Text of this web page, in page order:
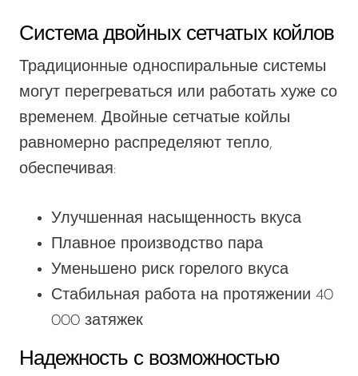
Система двойных сетчатых койлов
Традиционные односпиральные системы
могут перегреваться или работать хуже со
временем. Двойные сетчатые койлы
равномерно распределяют тепло,
обеспечивая:
Улучшенная насыщенность вкуса
Плавное производство пара
Уменьшено риск горелого вкуса
Стабильная работа на протяжении 40
000 затяжек
Надежность с возможностью